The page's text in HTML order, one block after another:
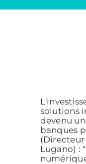
solutions
devenu
banques
(Directeur
Lugano) :